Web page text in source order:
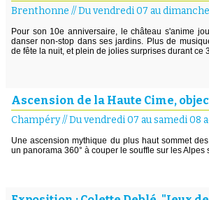
Brenthonne //Du vendredi 07 au
Pour son 10e anniversaire, le château s'anime
danser non-stop dans ses jardins. Plus de
de fête la nuit, et plein de jolies surprises durant ce
Ascension de la Haute Cime,
Champéry//Du vendredi 07 au samedi 08
Une ascension mythique du plus haut sommet
un panorama 360° à couper le souffle sur les Alpes